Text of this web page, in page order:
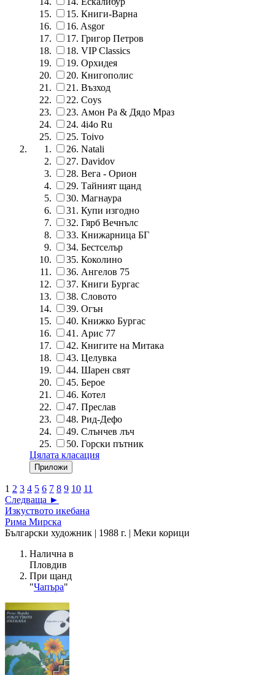
15. Книги-Варна
16. Asgor
17. Григор Петров
18. VIP Classics
19. Орхидея
20. Книгополис
21. Възход
22. Coys
23. Амон Ра & Дядо Мраз
24. 4i4o Ru
25. Toivo
26. Natali
27. Davidov
28. Вега - Орион
29. Тайният щанд
30. Магнаура
31. Купи изгодно
32. Гярб Вечнълс
33. Книжарница БГ
34. Бестселър
35. Коколино
36. Ангелов 75
37. Книги Бургас
38. Словото
39. Огън
40. Книжко Бургас
41. Арис 77
42. Книгите на Митака
43. Целувка
44. Шарен свят
45. Берое
46. Котел
47. Преслав
48. Рид-Дефо
49. Слънчев лъч
50. Горски пътник
Цялата класация
1 2 3 4 5 6 7 8 9 10 11
Следваща ►
Изкуството икебана
Рима Мирска
Български художник | 1988 г. | Меки корици
Налична в
Пловдив
При щанд
"Чапъра"